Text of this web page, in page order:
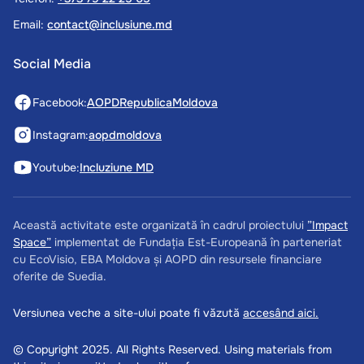
Email: contact@inclusiune.md
Social Media
Facebook:AOPDRepublicaMoldova
Instagram:aopdmoldova
Youtube:Incluziune MD
Această activitate este organizată în cadrul proiectului ”Impact
Space” implementat de Fundația Est-Europeană în parteneriat
cu EcoVisio, EBA Moldova și AOPD din resursele financiare
oferite de Suedia.
Versiunea veche a site-ului poate fi văzută accesând aici.
© Copyright 2025. All Rights Reserved. Using materials from